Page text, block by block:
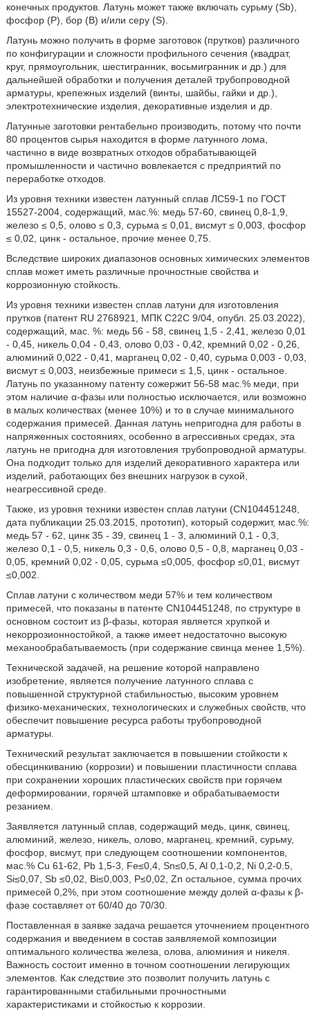
конечных продуктов. Латунь может также включать сурьму (Sb),
фосфор (Р), бор (В) и/или серу (S).
Латунь можно получить в форме заготовок (прутков) различного
по конфигурации и сложности профильного сечения (квадрат,
круг, прямоугольник, шестигранник, восьмигранник и др.) для
дальнейшей обработки и получения деталей трубопроводной
арматуры, крепежных изделий (винты, шайбы, гайки и др.),
электротехнические изделия, декоративные изделия и др.
Латунные заготовки рентабельно производить, потому что почти
80 процентов сырья находится в форме латунного лома,
частично в виде возвратных отходов обрабатывающей
промышленности и частично вовлекается с предприятий по
переработке отходов.
Из уровня техники известен латунный сплав ЛС59-1 по ГОСТ
15527-2004, содержащий, мас.%: медь 57-60, свинец 0,8-1,9,
железо ≤ 0,5, олово ≤ 0,3, сурьма ≤ 0,01, висмут ≤ 0,003, фосфор
≤ 0,02, цинк - остальное, прочие менее 0,75.
Вследствие широких диапазонов основных химических элементов
сплав может иметь различные прочностные свойства и
коррозионную стойкость.
Из уровня техники известен сплав латуни для изготовления
прутков (патент RU 2768921, МПК C22C 9/04, опубл. 25.03.2022),
содержащий, мас. %: медь 56 - 58, свинец 1,5 - 2,41, железо 0,01
- 0,45, никель 0,04 - 0,43, олово 0,03 - 0,42, кремний 0,02 - 0,26,
алюминий 0,022 - 0,41, марганец 0,02 - 0,40, сурьма 0,003 - 0,03,
висмут ≤ 0,003, неизбежные примеси ≤ 1,5, цинк - остальное.
Латунь по указанному патенту сожержит 56-58 мас.% меди, при
этом наличие α-фазы или полностью исключается, или возможно
в малых количествах (менее 10%) и то в случае минимального
содержания примесей. Данная латунь непригодна для работы в
напряженных состояниях, особенно в агрессивных средах, эта
латунь не пригодна для изготовления трубопроводной арматуры.
Она подходит только для изделий декоративного характера или
изделий, работающих без внешних нагрузок в сухой,
неагрессивной среде.
Также, из уровня техники известен сплав латуни (CN104451248,
дата публикации 25.03.2015, прототип), который содержит, мас.%:
медь 57 - 62, цинк 35 - 39, свинец 1 - 3, алюминий 0,1 - 0,3,
железо 0,1 - 0,5, никель 0,3 - 0,6, олово 0,5 - 0,8, марганец 0,03 -
0,05, кремний 0,02 - 0,05, сурьма ≤0,005, фосфор ≤0,01, висмут
≤0,002.
Сплав латуни с количеством меди 57% и тем количеством
примесей, что показаны в патенте CN104451248, по структуре в
основном состоит из β-фазы, которая является хрупкой и
некоррозионностойкой, а также имеет недостаточно высокую
механообрабатываемость (при содержание свинца менее 1,5%).
Технической задачей, на решение которой направлено
изобретение, является получение латунного сплава с
повышенной структурной стабильностью, высоким уровнем
физико-механических, технологических и служебных свойств, что
обеспечит повышение ресурса работы трубопроводной
арматуры.
Технический результат заключается в повышении стойкости к
обесцинкиванию (коррозии) и повышении пластичности сплава
при сохранении хороших пластических свойств при горячем
деформировании, горячей штамповке и обрабатываемости
резанием.
Заявляется латунный сплав, содержащий медь, цинк, свинец,
алюминий, железо, никель, олово, марганец, кремний, сурьму,
фосфор, висмут, при следующем соотношении компонентов,
мас.% Cu 61-62, Pb 1,5-3, Fe≤0,4, Sn≤0,5, Al 0,1-0,2, Ni 0,2-0.5,
Si≤0,07, Sb ≤0,02, Bi≤0,003, P≤0,02, Zn остальное, сумма прочих
примесей 0,2%, при этом соотношение между долей α-фазы к β-
фазе составляет от 60/40 до 70/30.
Поставленная в заявке задача решается уточнением процентного
содержания и введением в состав заявляемой композиции
оптимального количества железа, олова, алюминия и никеля.
Важность состоит именно в точном соотношении легирующих
элементов. Как следствие это позволит получить латунь с
гарантированными стабильными прочностными
характеристиками и стойкостью к коррозии.